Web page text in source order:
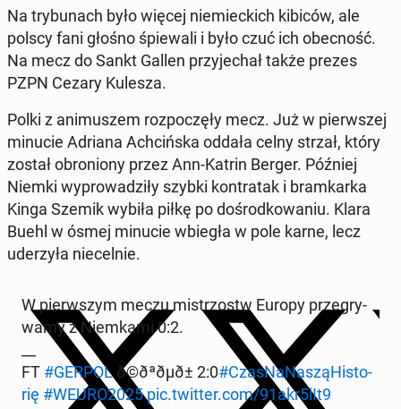
Na try­bu­nach było więcej nie­miec­kich kibiców, ale
polscy fani głośno śpie­wa­li i było czuć ich obec­ność.
Na mecz do Sankt Gallen przy­je­chał także prezes
PZPN Cezary Kulesza.
Polki z ani­mu­szem roz­po­czę­ły mecz. Już w pierw­szej
minucie Adriana Ach­ciń­ska oddała celny strzał, który
został obro­nio­ny przez Ann-Katrin Berger. Później
Niemki wy­pro­wa­dzi­ły szybki kontr­atak i bram­kar­ka
Kinga Szemik wybiła piłkę po do­środ­ko­wa­niu. Klara
Buehl w ósmej minucie wbiegła w pole karne, lecz
ude­rzy­ła nie­cel­nie.
W pierw­szym meczu mi­strzostw Europy prze­gry­
wa­my z Niem­ka­mi 0:2.
FT #GERPOLð©ðªðµð± 2:0#Cza­sNa­Na­szą­Hi­sto­
rię #WEURO2025pic.twitter.com/91akr5iIt9